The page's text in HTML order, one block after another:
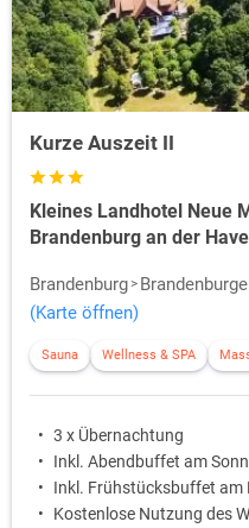
Kurze Auszeit II
Kleines Landhotel Neue
Brandenburg an der
Brandenburg
(Karte öffnen)
Sauna Wellness & SPA
3 x Übernachtung
Inkl. Abendbuffet am
Inkl. Frühstücksbuffet am
Kostenlose Nutzung des